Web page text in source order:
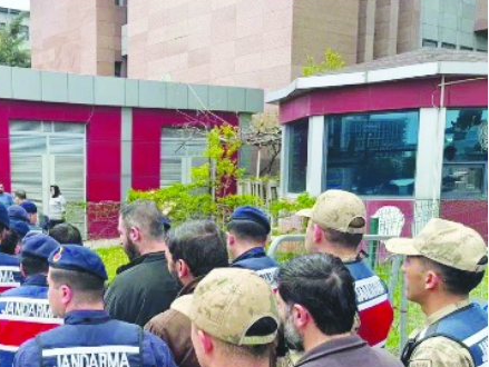
Birçok uyku hastalığının
tan...
En ucuz sigara 120 TL, en
pa...